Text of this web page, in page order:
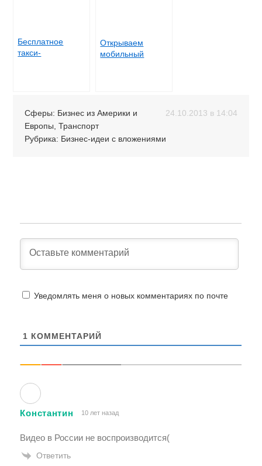
Бесплатное
такси-
Открываем
мобильный
24.10.2013 в 14:04
Сферы: Бизнес из Америки и
Европы ,Транспорт
Рубрика: Бизнес-идеи с вложениями
Уведомлять меня о новых комментариях по почте
1 КОММЕНТАРИЙ
Константин 10 лет назад
Видео в России не воспроизводится(
Ответить